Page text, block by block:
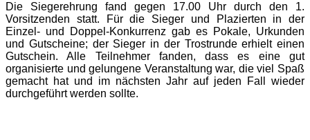
Die Siegerehrung fand gegen 17.00 Uhr durch den 1.
Vorsitzenden statt. Für die Sieger und Plazierten in der
Einzel- und Doppel-Konkurrenz gab es Pokale, Urkunden
und Gutscheine; der Sieger in der Trostrunde erhielt einen
Gutschein. Alle Teilnehmer fanden, dass es eine gut
organisierte und gelungene Veranstaltung war, die viel Spaß
gemacht hat und im nächsten Jahr auf jeden Fall wieder
durchgeführt werden sollte.